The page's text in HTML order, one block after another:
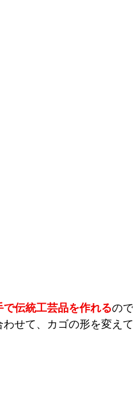
で伝統工芸品を作れるので
わせて、カゴの形を変え